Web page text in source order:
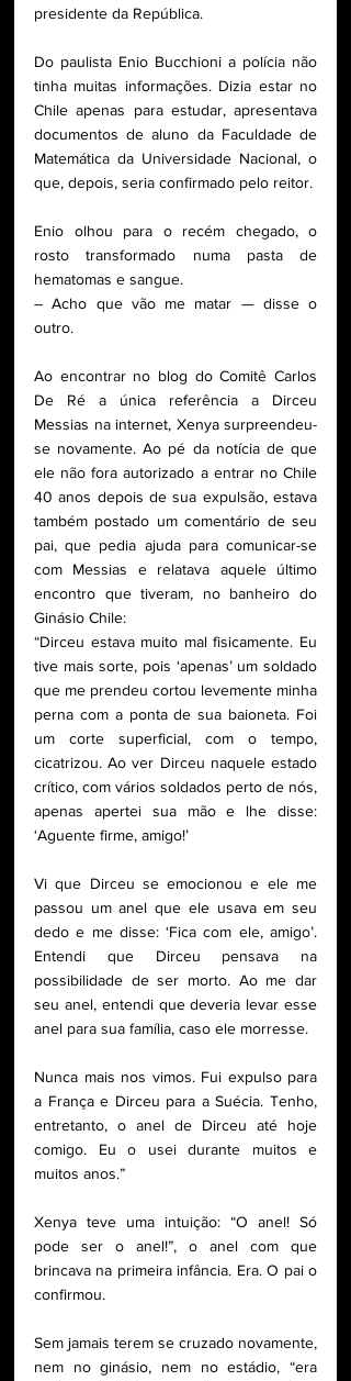
presidente da República.
Do paulista Enio Bucchioni a polícia não
tinha muitas informações. Dizia estar no
Chile apenas para estudar, apresentava
documentos de aluno da Faculdade de
Matemática da Universidade Nacional, o
que, depois, seria confirmado pelo reitor.
Enio olhou para o recém chegado, o
rosto transformado numa pasta de
hematomas e sangue.
– Acho que vão me matar — disse o
outro.
Ao encontrar no blog do Comitê Carlos
De Ré a única referência a Dirceu
Messias na internet, Xenya surpreendeu-
se novamente. Ao pé da notícia de que
ele não fora autorizado a entrar no Chile
40 anos depois de sua expulsão, estava
também postado um comentário de seu
pai, que pedia ajuda para comunicar-se
com Messias e relatava aquele último
encontro que tiveram, no banheiro do
Ginásio Chile:
“Dirceu estava muito mal fisicamente. Eu
tive mais sorte, pois ‘apenas’ um soldado
que me prendeu cortou levemente minha
perna com a ponta de sua baioneta. Foi
um corte superficial, com o tempo,
cicatrizou. Ao ver Dirceu naquele estado
crítico, com vários soldados perto de nós,
apenas apertei sua mão e lhe disse:
‘Aguente firme, amigo!’
Vi que Dirceu se emocionou e ele me
passou um anel que ele usava em seu
dedo e me disse: ‘Fica com ele, amigo’.
Entendi que Dirceu pensava na
possibilidade de ser morto. Ao me dar
seu anel, entendi que deveria levar esse
anel para sua família, caso ele morresse.
Nunca mais nos vimos. Fui expulso para
a França e Dirceu para a Suécia. Tenho,
entretanto, o anel de Dirceu até hoje
comigo. Eu o usei durante muitos e
muitos anos.”
Xenya teve uma intuição: “O anel! Só
pode ser o anel!”, o anel com que
brincava na primeira infância. Era. O pai o
confirmou.
Sem jamais terem se cruzado novamente,
nem no ginásio, nem no estádio, “era